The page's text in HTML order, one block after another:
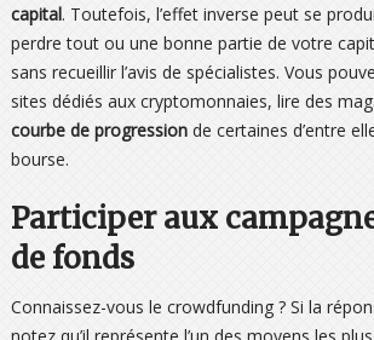
capital. Toutefois, l’effet inverse peut se
perdre tout ou une bonne partie de votre
sans recueillir l’avis de spécialistes. Vous
sites dédiés aux cryptomonnaies, lire des
courbe de progressionde certaines d’entre
bourse.
Participer aux
de fonds
Connaissez-vous le crowdfunding ? Si la